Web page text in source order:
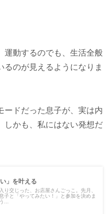
運動するのでも、生活全般
るのが見えるようになりま
ードだった息子が、実は内
しかも、私にはない発想だ
」を叶える
り交じった、お店屋さんごっこ。先月、
子と「やってみたい！」と参加を決めま
...